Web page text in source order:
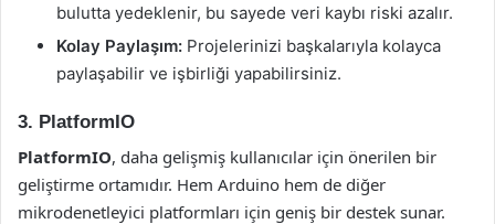
bulutta yedeklenir, bu sayede veri kaybı riski azalır.
Kolay Paylaşım: Projelerinizi başkalarıyla kolayca
paylaşabilir ve işbirliği yapabilirsiniz.
3. PlatformIO
PlatformIO, daha gelişmiş kullanıcılar için önerilen bir
geliştirme ortamıdır. Hem Arduino hem de diğer
mikrodenetleyici platformları için geniş bir destek sunar.